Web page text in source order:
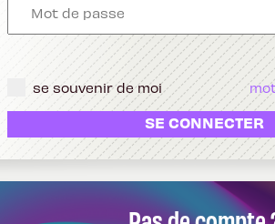
se souvenir de moi
SE CONNECTER